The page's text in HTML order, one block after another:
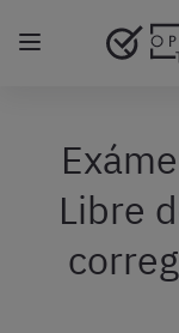
Libre